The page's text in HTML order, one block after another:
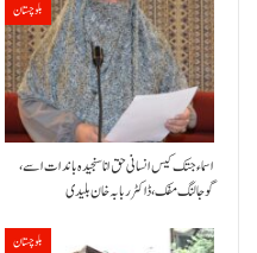
بلوچستان
اسماء جتک کیس انسانی حق انا سنجیدہ باندات اسے،
گوجالنگ مفک،ڈاکٹر ربابہ خان بلیدی
بلوچستان